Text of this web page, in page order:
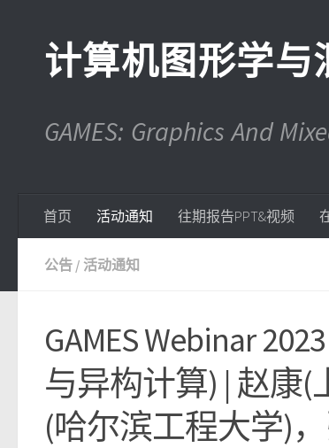
计算机图形学与
GAMES: Graphics And
首页 活动通知 往期报告PPT&视频
公告 / 活动通知
GAMES Webinar
与异构计算) | 赵康
(哈尔滨工程大学)